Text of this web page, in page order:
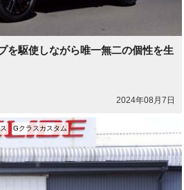
を駆使しながら唯一無二の個性を生
2024年08月7日
Gクラスカスタム